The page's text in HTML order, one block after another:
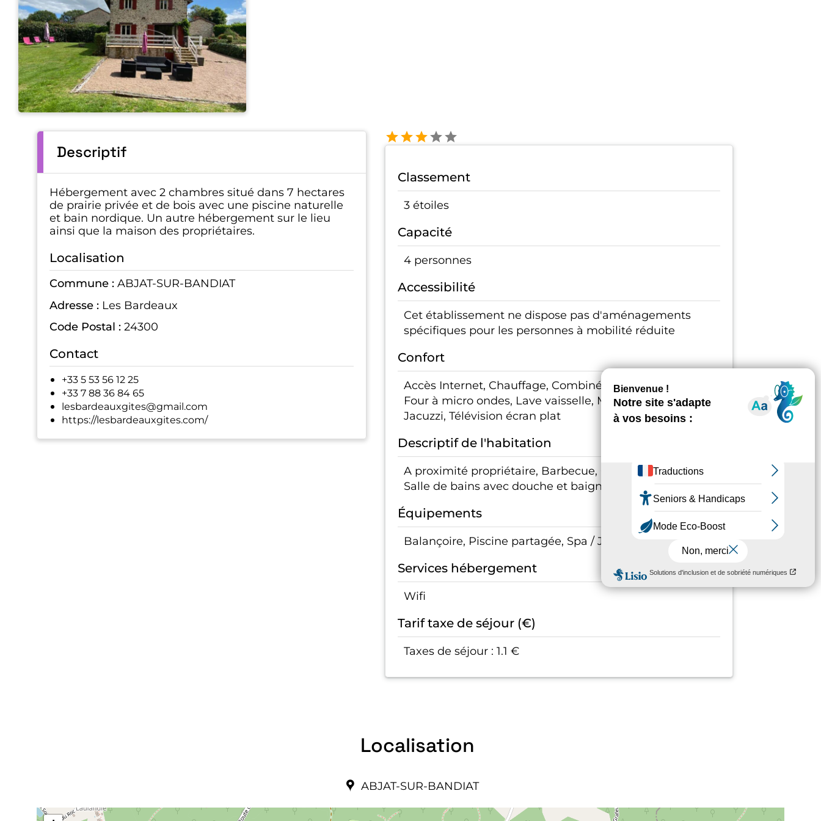
Descriptif
Hébergement avec 2 chambres situé dans 7 hectares
de prairie privée et de bois avec une piscine naturelle
et bain nordique. Un autre hébergement sur le lieu
ainsi que la maison des propriétaires.
Localisation
Commune : ABJAT-SUR-BANDIAT
Adresse : Les Bardeaux
Code Postal : 24300
Contact
+33 5 53 56 12 25
+33 7 88 36 84 65
lesbardeauxgites@gmail.com
https://lesbardeauxgites.com/
Classement
3 étoiles
Capacité
4 personnes
Accessibilité
Cet établissement ne dispose pas d'aménagements
spécifiques pour les personnes à mobilité réduite
Confort
Accès Internet, Chauffage, Combiné congélation, Four,
Four à micro ondes, Lave vaisselle, Matériel enfant, Spa /
Jacuzzi, Télévision écran plat
Descriptif de l'habitation
A proximité propriétaire, Barbecue, Cuisine, Parking,
Salle de bains avec douche et baignoire
Équipements
Balançoire, Piscine partagée, Spa / Jacuzzi
Services hébergement
Wifi
Tarif taxe de séjour (€)
Taxes de séjour : 1.1 €
Localisation
ABJAT-SUR-BANDIAT